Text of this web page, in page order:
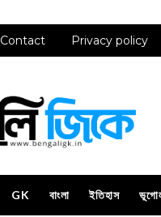
Contact Privacy policy
GK বাংলা ইতিহাস